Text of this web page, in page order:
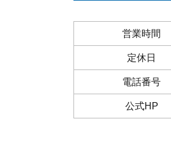
営業時間
定休日
電話番号
公式HP